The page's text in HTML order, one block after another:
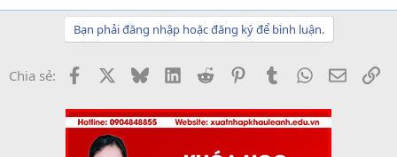
Bạn phải đăng nhập hoặc đăng ký để bình luận.
Chia sẻ: Facebook BlueskyLinkedInReddit PinterestTumblrWhatsApp
Email